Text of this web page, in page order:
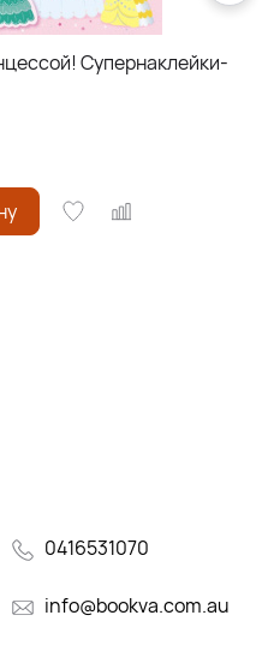
Супернаклейки-
0416531070
info@bookva.com.au